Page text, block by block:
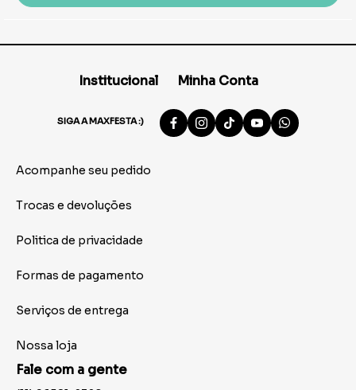
Institucional Minha Conta
SIGA A MAXFESTA :)
Acompanhe seu pedido
Trocas e devoluções
Politica de privacidade
Formas de pagamento
Serviços de entrega
Nossa loja
Fale com a gente